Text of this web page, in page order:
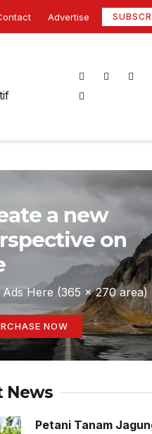
Advertise
a new
on
Here (365 x 270 area)
NOW
News
Petani Tanam